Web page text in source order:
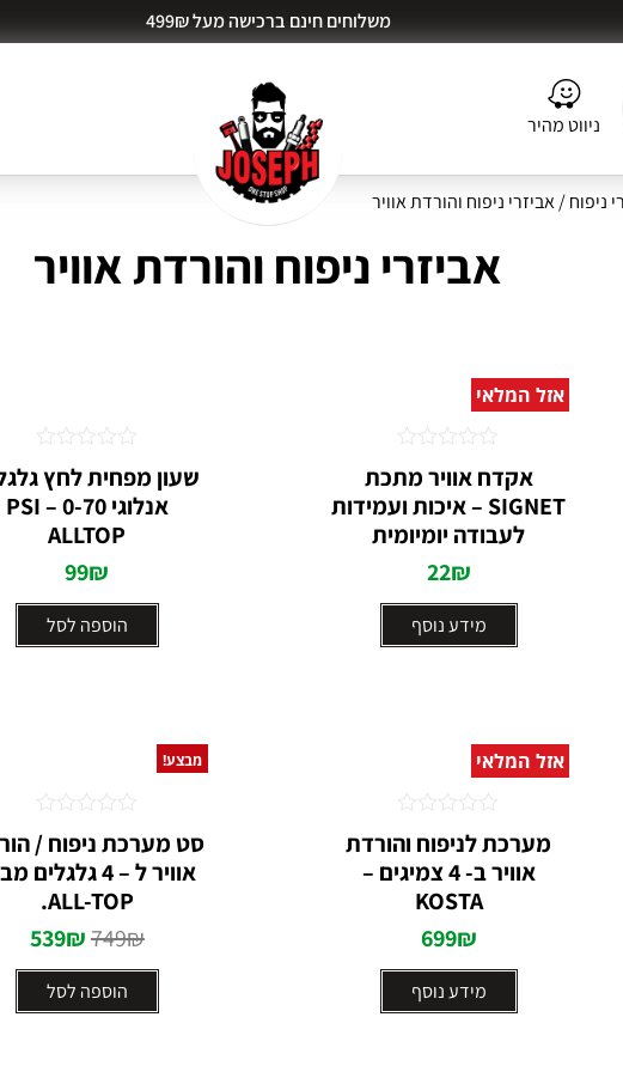
משלוחים חינם ברכישה מעל 499₪
ניווט מהיר
ניפוח/ אביזרי ניפוח והורדת אוויר
אביזרי ניפוח והורדת אוויר
אזל המלאי
אקדח אוויר מתכת
SIGNET – איכות ועמידות
לעבודה יומיומית
22₪
מידע נוסף
0
מתוך
5
שעון מפחית לחץ
אנלוגי 0-70 PSI –
ALLTOP
99₪
הוספה לסל
דורג
0
מתוך
5
אזל המלאי
מערכת לניפוח והורדת
אוויר ב- 4 צמיגים –
KOSTA
699₪
מידע נוסף
0
מתוך
מבצע!
סט מערכת ניפוח /
אוויר ל – 4
ALL-TOP.
749₪
539₪
הוספה לסל
0